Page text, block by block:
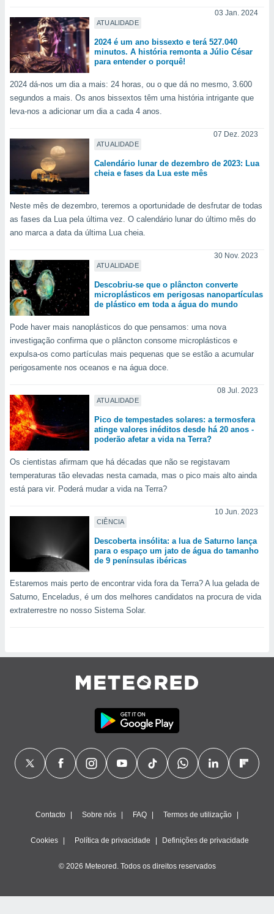
a
cookies,
a
caso,
para
não
cookies
o
Pode
de
ao
através
nós e
únicos
possam
seus
tal,
para
ATUALIDADE
03 Jan. 2024
2024 é um ano bissexto e terá 527.040
minutos. A história remonta a Júlio César
para entender o porquê!
2024 dá-nos um dia a mais: 24 horas, ou o que dá no mesmo, 3.600
segundos a mais. Os anos bissextos têm uma história intrigante que
leva-nos a adicionar um dia a cada 4 anos.
ATUALIDADE
07 Dez. 2023
Calendário lunar de dezembro de 2023: Lua
cheia e fases da Lua este mês
Neste mês de dezembro, teremos a oportunidade de desfrutar de todas
as fases da Lua pela última vez. O calendário lunar do último mês do
ano marca a data da última Lua cheia.
ATUALIDADE
30 Nov. 2023
Descobriu-se que o plâncton converte
microplásticos em perigosas nanopartículas
de plástico em toda a água do mundo
Pode haver mais nanoplásticos do que pensamos: uma nova
investigação confirma que o plâncton consome microplásticos e
expulsa-os como partículas mais pequenas que se estão a acumular
perigosamente nos oceanos e na água doce.
ATUALIDADE
08 Jul. 2023
Pico de tempestades solares: a termosfera
atinge valores inéditos desde há 20 anos -
poderão afetar a vida na Terra?
Os cientistas afirmam que há décadas que não se registavam
temperaturas tão elevadas nesta camada, mas o pico mais alto ainda
está para vir. Poderá mudar a vida na Terra?
CIÊNCIA
10 Jun. 2023
Descoberta insólita: a lua de Saturno lança
para o espaço um jato de água do tamanho
de 9 penínsulas ibéricas
Estaremos mais perto de encontrar vida fora da Terra? A lua gelada de
Saturno, Enceladus, é um dos melhores candidatos na procura de vida
extraterrestre no nosso Sistema Solar.
Contacto Sobre nós FAQ Termos de utilização
Cookies Política de privacidade Definições de privacidade
© 2026 Meteored. Todos os direitos reservados